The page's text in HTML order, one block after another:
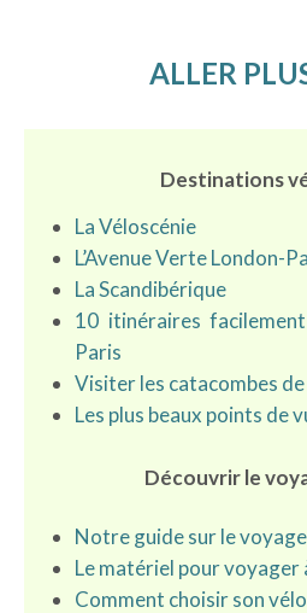
ALLER
Destinations
La Véloscénie
L’Avenue Verte London-
La Scandibérique
10 itinéraires
Paris
Visiter les catacombes
Les plus beaux points de
Découvrir le
Notre guide sur le
Le matériel pour voyager
Comment choisir son